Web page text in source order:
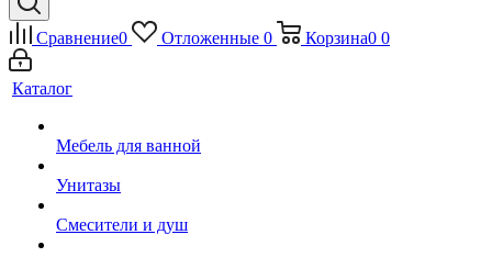
Сравнение0 Отложенные 0 Корзина0 0
Каталог
Мебель для ванной
Унитазы
Смесители и душ